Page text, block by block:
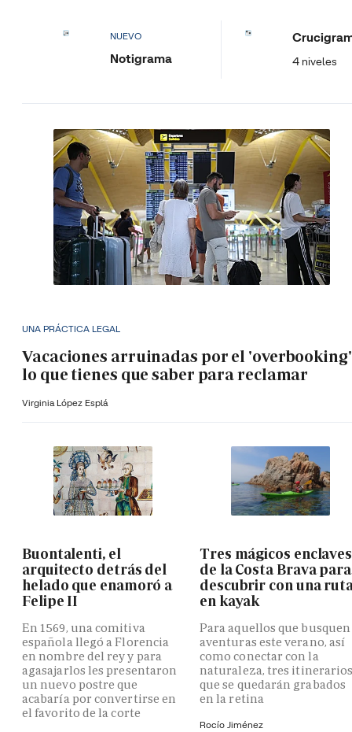
NUEVO
Notigrama 4 niveles
UNA PRÁCTICA LEGAL
Vacaciones arruinadas por el
lo que tienes que saber para reclamar
Virginia López Esplá
Buontalenti, el
arquitecto detrás del
helado que enamoró a
Felipe II
En 1569, una comitiva
española llegó a Florencia
en nombre del rey y para
agasajarlos les presentaron
un nuevo postre que
acabaría por convertirse en
el favorito de la corte
Tres mágicos enclaves
de la Costa Brava para
descubrir con una
en kayak
Para aquellos que busquen
aventuras este verano, así
como conectar con la
naturaleza, tres
que se quedarán grabados
en la retina
Rocío Jiménez